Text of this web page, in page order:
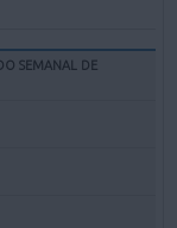
SEMANAL DE